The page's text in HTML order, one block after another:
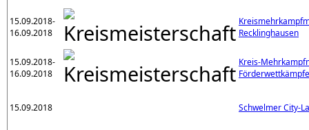
15.09.2018-
16.09.2018
Recklinghausen
15.09.2018-
16.09.2018
Kreis-
15.09.2018 Schwelmer City-